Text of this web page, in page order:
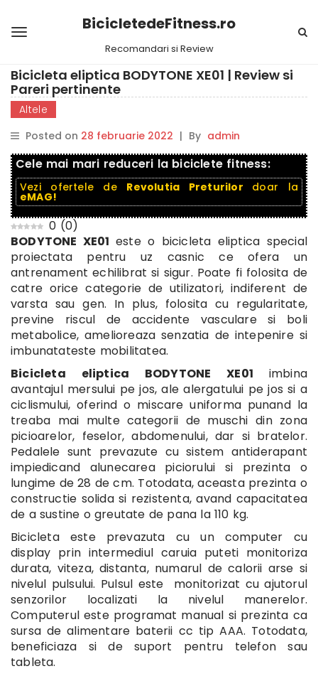
BicicletedeFitness.ro
Recomandari si Review
Bicicleta eliptica BODYTONE XE01 | Review si
Pareri pertinente
Altele
Posted on 28 februarie 2022 | By admin
Cele mai mari reduceri la biciclete fitness:
Vezi ofertele de Revolutia Preturilor doar la
eMAG!
0 (0)
BODYTONE XE01 este o bicicleta eliptica special
proiectata pentru uz casnic ce ofera un
antrenament echilibrat si sigur. Poate fi folosita de
catre orice categorie de utilizatori, indiferent de
varsta sau gen. In plus, folosita cu regularitate,
previne riscul de accidente vasculare si boli
metabolice, amelioreaza senzatia de intepenire si
imbunatateste mobilitatea.
Bicicleta eliptica BODYTONE XE01 imbina
avantajul mersului pe jos, ale alergatului pe jos si a
ciclismului, oferind o miscare uniforma punand la
treaba mai multe categorii de muschi din zona
picioarelor, feselor, abdomenului, dar si bratelor.
Pedalele sunt prevazute cu sistem antiderapant
impiedicand alunecarea piciorului si prezinta o
lungime de 28 de cm. Totodata, aceasta prezinta o
constructie solida si rezistenta, avand capacitatea
de a sustine o greutate de pana la 110 kg.
Bicicleta este prevazuta cu un computer cu
display prin intermediul caruia puteti monitoriza
durata, viteza, distanta, numarul de calorii arse si
nivelul pulsului. Pulsul este monitorizat cu ajutorul
senzorilor localizati la nivelul manerelor.
Computerul este programat manual si prezinta ca
sursa de alimentare baterii cc tip AAA. Totodata,
beneficiaza si de suport pentru telefon sau
tableta.